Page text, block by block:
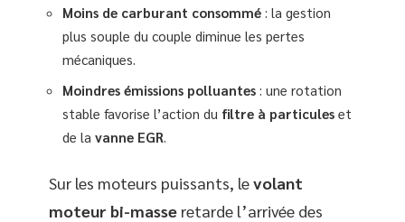
Moins de carburant consommé : la gestion
plus souple du couple diminue les pertes
mécaniques.
Moindres émissions polluantes : une rotation
stable favorise l’action du filtre à particules et
de la vanne EGR
Sur les moteurs puissants, levolant
moteur bi-masse retarde l’arrivée des